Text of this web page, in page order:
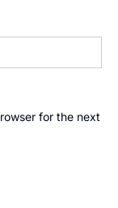
for the next